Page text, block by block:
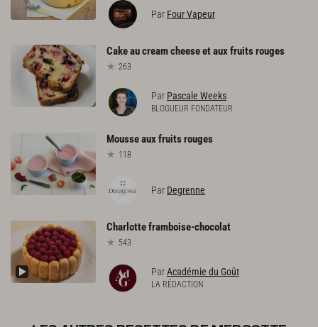
Par Four Vapeur
Cakeaucreamcheeseetauxfruitsrouges
263
Par Pascale Weeks
BLOGUEUR FONDATEUR
Mousseauxfruitsrouges
118
Par Degrenne
Charlotteframboise-chocolat
543
ParAcadémie du Goût
LA RÉDACTION